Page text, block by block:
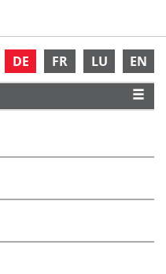
DE FR LU EN